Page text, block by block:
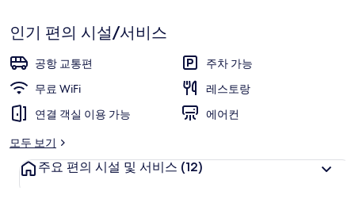
호
텔
의
사
진
기
인기 편의 시설/서비스
공항 교통편
주차 가능
무료 WiFi
레스토랑
연결 객실 이용 가능
에어컨
모두 보기
주요 편의 시설 및 서비스 (12)